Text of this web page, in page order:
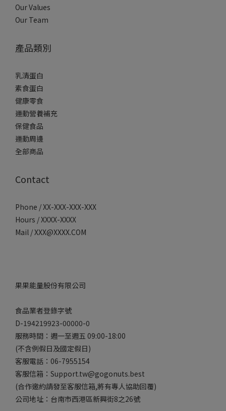
Our Values
Our Team
產品類別
乳清蛋白
素食蛋白
健康零食
運動營養補充
保健食品
運動周邊
全部商品
Contact
Phone / XX-XXX-XXX-XXX
Hours / XXXX-XXXX
Mail / XXX@XXXX.COM
果果能量股份有限公司
食品業者登錄字號
D-194219923-00000-0
服務時間：週一至週五 09:00-18:00
(不含例假日及國定假日)
客服電話：06-7955154
客服信箱：Support.tw@gogonuts.best
(合作邀約請發至客服信箱,將有專人協助回覆)
公司地址：台南市西港區新興街8之26號